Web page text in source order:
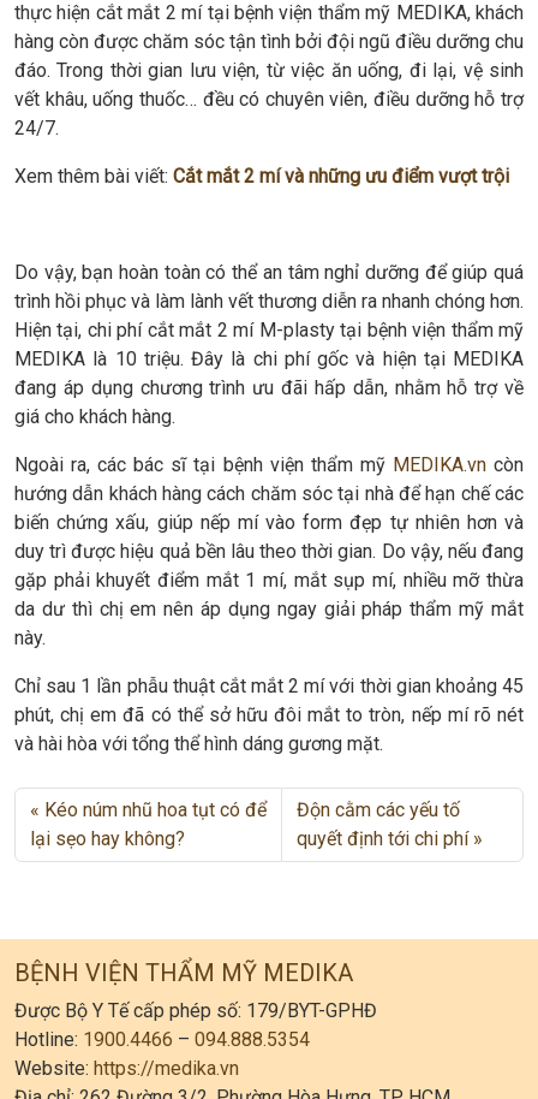
thực hiện cắt mắt 2 mí tại bệnh viện thẩm mỹ MEDIKA, khách
hàng còn được chăm sóc tận tình bởi đội ngũ điều dưỡng chu
đáo. Trong thời gian lưu viện, từ việc ăn uống, đi lại, vệ sinh
vết khâu, uống thuốc… đều có chuyên viên, điều dưỡng hỗ trợ
24/7.
Xem thêm bài viết: Cắt mắt 2 mí và những ưu điểm vượt trội
Do vậy, bạn hoàn toàn có thể an tâm nghỉ dưỡng để giúp quá
trình hồi phục và làm lành vết thương diễn ra nhanh chóng hơn.
Hiện tại, chi phí cắt mắt 2 mí M-plasty tại bệnh viện thẩm mỹ
MEDIKA là 10 triệu. Đây là chi phí gốc và hiện tại MEDIKA
đang áp dụng chương trình ưu đãi hấp dẫn, nhằm hỗ trợ về
giá cho khách hàng.
Ngoài ra, các bác sĩ tại bệnh viện thẩm mỹ MEDIKA.vncòn
hướng dẫn khách hàng cách chăm sóc tại nhà để hạn chế các
biến chứng xấu, giúp nếp mí vào form đẹp tự nhiên hơn và
duy trì được hiệu quả bền lâu theo thời gian. Do vậy, nếu đang
gặp phải khuyết điểm mắt 1 mí, mắt sụp mí, nhiều mỡ thừa
da dư thì chị em nên áp dụng ngay giải pháp thẩm mỹ mắt
này.
Chỉ sau 1 lần phẫu thuật cắt mắt 2 mí với thời gian khoảng 45
phút, chị em đã có thể sở hữu đôi mắt to tròn, nếp mí rõ nét
và hài hòa với tổng thể hình dáng gương mặt.
Kéo núm nhũ hoa tụt có để
lại sẹo hay không?
Độn cằm các yếu tố
quyết định tới chi phí
BỆNH VIỆN THẨM MỸ MEDIKA
Được Bộ Y Tế cấp phép số: 179/BYT-GPHĐ
Hotline: 1900.4466 – 094.888.5354
Website: https://medika.vn